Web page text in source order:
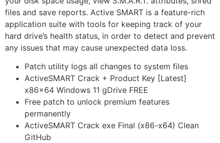
files and save reports. Active SMART is a feature-rich
application suite with tools for keeping track of your
hard drive’s health status, in order to detect and prevent
any issues that may cause unexpected data loss.
Patch utility logs all changes to system files
ActiveSMART Crack + Product Key [Latest]
x86x64 Windows 11 gDrive FREE
Free patch to unlock premium features
permanently
ActiveSMART Crack exe Final (x86-x64) Clean
GitHub